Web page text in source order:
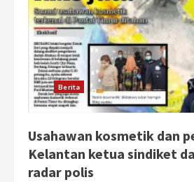
Berita
Usahawan kosmetik dan
Kelantan ketua sindiket
radar polis